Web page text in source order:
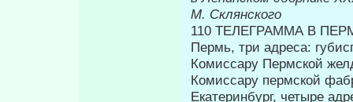
М. Склянского
110 ТЕЛЕГРАММА В
Пермь, три адреса:
Комиссару Пермской
Комиссару пермской
Екатеринбург, четыре